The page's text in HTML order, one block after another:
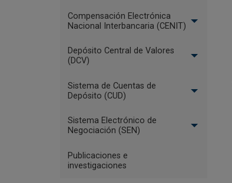
Compensación Electrónica
Nacional Interbancaria (CENIT)
Depósito Central de Valores
(DCV)
Sistema de Cuentas de
Depósito (CUD)
Sistema Electrónico de
Negociación (SEN)
Publicaciones e
investigaciones